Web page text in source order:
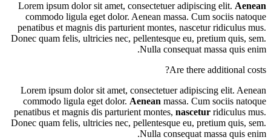
Lorem ipsum dolor sit amet, consectetuer adipiscing elit. Aenean
commodo ligula eget dolor. Aenean massa. Cum sociis natoque
penatibus et magnis dis parturient montes, nascetur ridiculus mus.
Donec quam felis, ultricies nec, pellentesque eu, pretium quis, sem.
Nulla consequat massa quis enim.
Are there additional costs?
Lorem ipsum dolor sit amet, consectetuer adipiscing elit. Aenean
commodo ligula eget dolor. Aenean massa. Cum sociis natoque
penatibus et magnis dis parturient montes, nascetur ridiculus mus.
Donec quam felis, ultricies nec, pellentesque eu, pretium quis, sem.
Nulla consequat massa quis enim.